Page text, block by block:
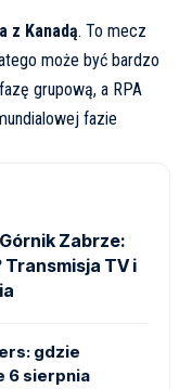
z Kanadą. To mecz
może być bardzo
grupową, a RPA
fazie
Zabrze:
Transmisja TV i
gdzie
6 sierpnia